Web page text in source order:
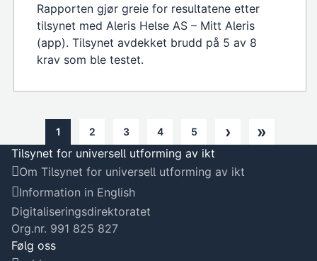
Rapporten gjør greie for resultatene etter
tilsynet med Aleris Helse AS – Mitt Aleris
(app). Tilsynet avdekket brudd på 5 av 8
krav som ble testet.
Noverande side
1
Nettside
2
Nettside
3
Nettside
4
Nettside
5
Next page
›
Last
»
Tilsynet for universell utforming av ikt
Om Tilsynet for universell utforming av ikt
Information in English
Digitaliseringsdirektoratet
Org.nr. 991 825 827
Følg oss